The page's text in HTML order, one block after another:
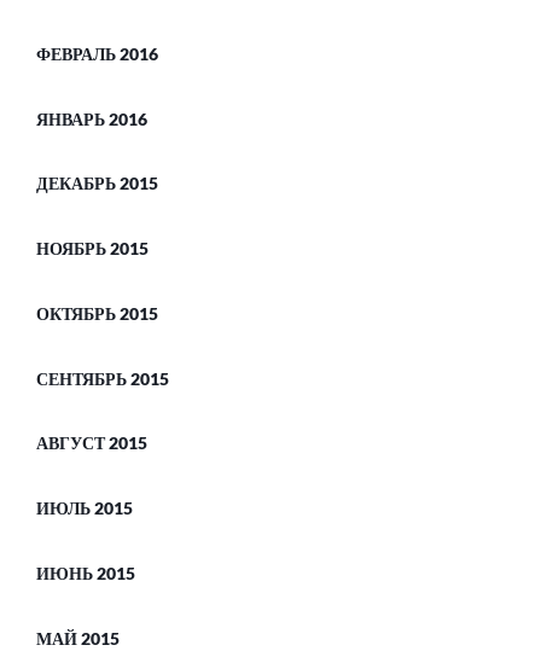
ФЕВРАЛЬ 2016
ЯНВАРЬ 2016
ДЕКАБРЬ 2015
НОЯБРЬ 2015
ОКТЯБРЬ 2015
СЕНТЯБРЬ 2015
АВГУСТ 2015
ИЮЛЬ 2015
ИЮНЬ 2015
МАЙ 2015